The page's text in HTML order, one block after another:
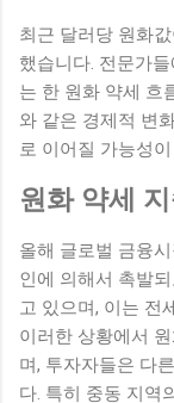
최근 달러당 원화
했습니다. 전문가
는 한 원화 약세 흐
와 같은 경제적 변
로 이어질 가능성이
원화 약세
올해 글로벌 금융
인에 의해서 촉발
고 있으며, 이는 전
이러한 상황에서
며, 투자자들은 다
다. 특히 중동 지역